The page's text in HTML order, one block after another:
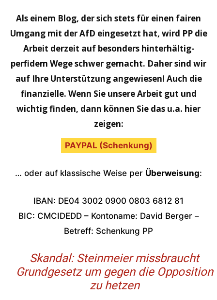
Als einem Blog, der sich stets für einen fairen
Umgang mit der AfD eingesetzt hat, wird PP die
Arbeit derzeit auf besonders hinterhältig-
perfidem Wege schwer gemacht. Daher sind wir
auf Ihre Unterstützung angewiesen! Auch die
finanzielle. Wenn Sie unsere Arbeit gut und
wichtig finden, dann können Sie das u.a. hier
zeigen:
PAYPAL (Schenkung)
… oder auf klassische Weise per Überweisung:
IBAN: DE04 3002 0900 0803 6812 81
BIC: CMCIDEDD – Kontoname: David Berger –
Betreff: Schenkung PP
Skandal: Steinmeier missbraucht
Grundgesetz um gegen die Opposition
zu hetzen